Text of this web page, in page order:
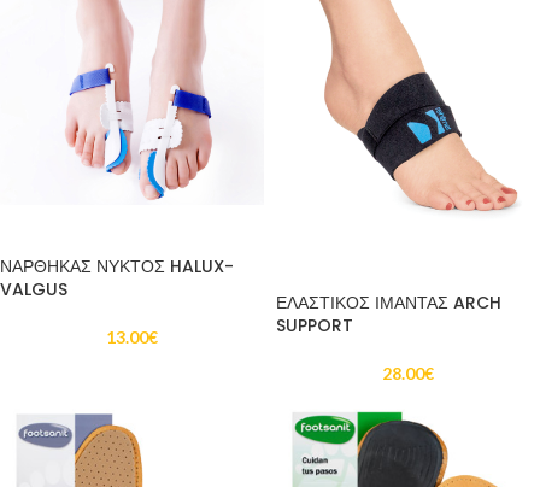
ΝΑΡΘΗΚΑΣ ΝΥΚΤΟΣ HALUX-
VALGUS
13.00€
ΕΛΑΣΤΙΚΟΣ ΙΜΑΝΤΑΣ ARCH
SUPPORT
28.00€